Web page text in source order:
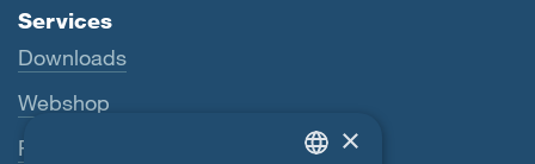
Services
Downloads
Webshop
Fachhändler
×